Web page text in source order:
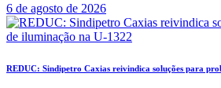
6 de agosto de 2026
REDUC: Sindipetro Caxias reivindica soluções para